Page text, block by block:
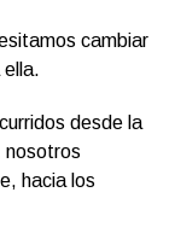
cambiar
desde la
nosotros
hacia los